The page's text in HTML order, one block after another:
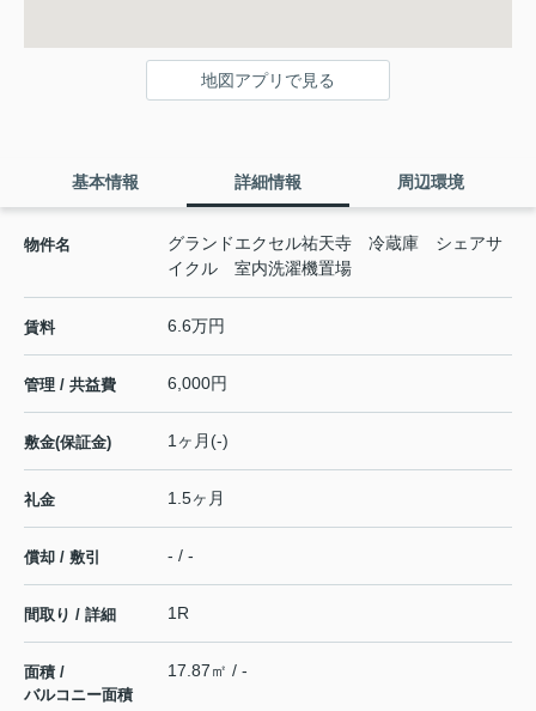
地図アプリで見る
基本情報 詳細情報 周辺環境
物件名
グランドエクセル祐天寺 冷蔵庫 シェアサ
イクル 室内洗濯機置場
賃料 6.6万円
管理 / 共益費 6,000円
敷金(保証金) 1ヶ月(-)
礼金 1.5ヶ月
償却 / 敷引 - / -
間取り / 詳細 1R
面積 /
バルコニー面積
17.87㎡ / -